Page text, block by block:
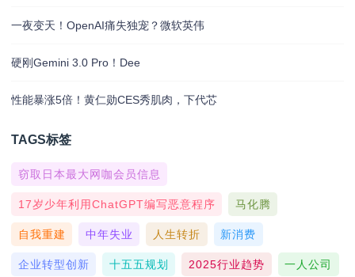
一夜变天！OpenAI痛失独宠？微软英伟
硬刚Gemini 3.0 Pro！Dee
性能暴涨5倍！黄仁勋CES秀肌肉，下代芯
TAGS标签
窃取日本最大网咖会员信息
17岁少年利用ChatGPT编写恶意程序 马化腾
自我重建 中年失业 人生转折 新消费
企业转型创新 十五五规划 2025行业趋势 一人公司